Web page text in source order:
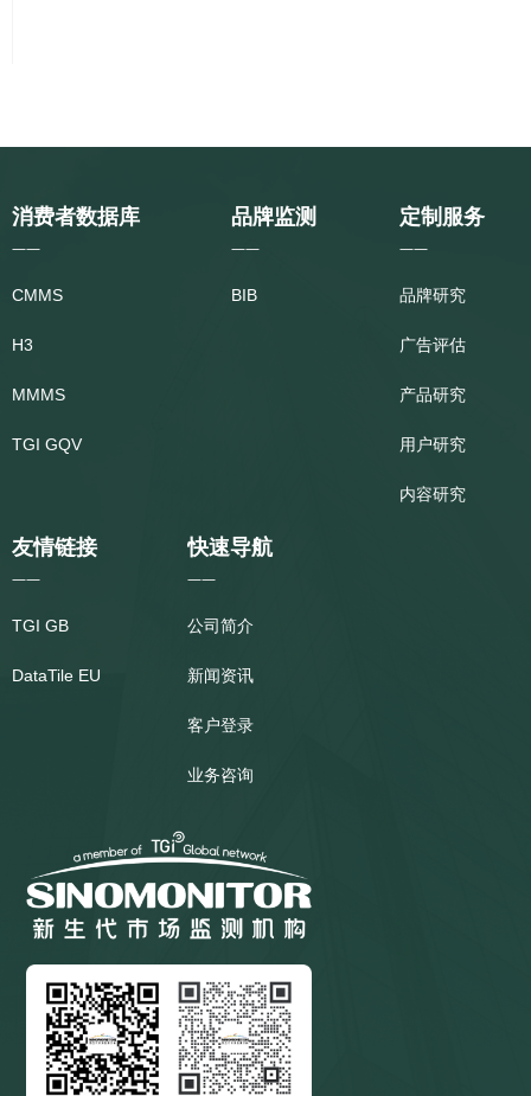
消费者数据库
——
CMMS
H3
MMMS
TGI GQV
品牌监测
——
BIB
定制服务
——
品牌研究
广告评估
产品研究
用户研究
内容研究
友情链接
——
TGI GB
DataTile EU
快速导航
——
公司简介
新闻资讯
客户登录
业务咨询